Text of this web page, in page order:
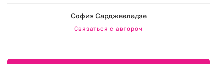
София Сарджвеладзе
Связаться с автором